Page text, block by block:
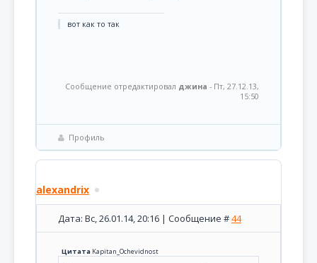
вот как то так
Сообщение отредактировал джина - Пт, 27.12.13,
15:50
Профиль
alexandrix
Дата: Вс, 26.01.14, 20:16 | Сообщение #44
Цитата Kapitan_Ochevidnost